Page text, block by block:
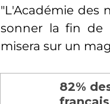
"L'Académie des
sonner la fin de
misera sur un
82%